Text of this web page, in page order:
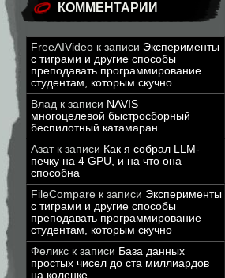
КОММЕНТАРИИ
FreeAIVideo к записи Эксперименты
с тиграми и другие способы
преподавать программирование
студентам, которым скучно
Влад к записи NAVIS —
многоцелевой быстросборный
беспилотный катамаран
Азатк записи Как я собрал LLM-
печку на 4 GPU, и на что она
способна
FileCompare к записи Эксперименты
с тиграми и другие способы
преподавать программирование
студентам, которым скучно
Феликс к записи База данных
простых чисел до ста миллиардов
на коленке